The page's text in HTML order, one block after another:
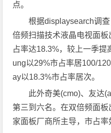
点。
根据displaysearch调
倍频扫描技术液晶电视面
占率达18.3%，较上一季
ung以29%市占率居100/
ay以18.3%市占率居次。
此外奇美(cmo)、友达
第三到六名。在双倍频面
家面板厂商所主导，市占率